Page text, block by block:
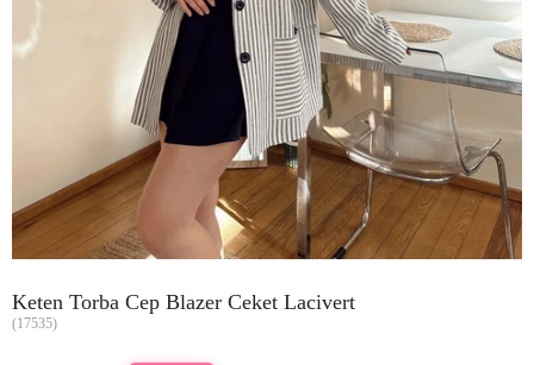
Keten Torba Cep Blazer Ceket Lacivert
(17535)